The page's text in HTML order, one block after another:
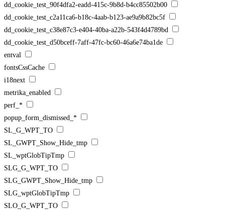
dd_cookie_test_90f4dfa2-eadd-415c-9b8d-b4cc85502b00
dd_cookie_test_c2a11ca6-b18c-4aab-b123-ae9a9b82bc5f
dd_cookie_test_c38e87c3-e404-40ba-a22b-543f4d4789bd
dd_cookie_test_d50bceff-7aff-47fc-bc60-46a6e74ba1de
entval
fontsCssCache
i18next
metrika_enabled
perf_*
popup_form_dismissed_*
SL_G_WPT_TO
SL_GWPT_Show_Hide_tmp
SL_wptGlobTipTmp
SLG_G_WPT_TO
SLG_GWPT_Show_Hide_tmp
SLG_wptGlobTipTmp
SLO_G_WPT_TO